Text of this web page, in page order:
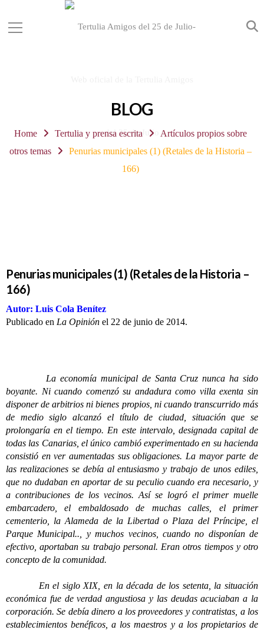
BLOG
Home Tertulia y prensa escrita
Artículos propios sobre
otros temas
Penurias municipales (1) (Retales de la Historia –
166)
Penurias municipales (1) (Retales de la Historia –
166)
Autor: Luis Cola Benítez
Publicado en La Opinión el 22 de junio de 2014.
La economía municipal de Santa Cruz nunca ha sido
boyante. Ni cuando comenzó su andadura como villa exenta sin
disponer de arbitrios ni bienes propios, ni cuando transcurrido más
de medio siglo alcanzó el título de ciudad, situación que se
prolongaría en el tiempo. En este intervalo, designada capital de
todas las Canarias, el único cambió experimentado en su hacienda
consistió en ver aumentadas sus obligaciones. La mayor parte de
las realizaciones se debía al entusiasmo y trabajo de unos ediles,
que no dudaban en aportar de su peculio cuando era necesario, y
a contribuciones de los vecinos. Así se logró el primer muelle
embarcadero, el embaldosado de muchas calles, el primer
cementerio, la Alameda de la Libertad o Plaza del Príncipe, el
Parque Municipal.., y muchos vecinos, cuando no disponían de
efectivo, aportaban su trabajo personal. Eran otros tiempos y otro
concepto de la comunidad.
En el siglo XIX, en la década de los setenta, la situación
económica fue de verdad angustiosa y las deudas acuciaban a la
corporación. Se debía dinero a los proveedores y contratistas, a los
establecimientos benéficos, a los maestros y a los propietarios de